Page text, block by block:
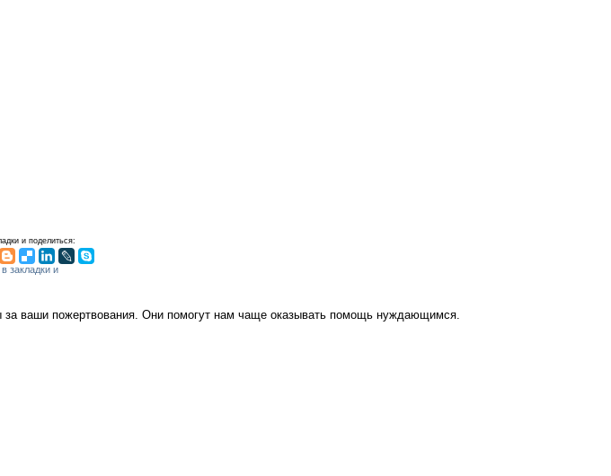
и поделиться:
ваши пожертвования. Они помогут нам чаще оказывать помощь нуждающимся.